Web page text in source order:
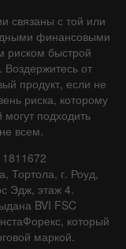
связаны с той или
финансовыми
риском быстрой
Воздержитесь от
продукт, если не
риска, которому
подходить
всем.
Тортола, г. Роуд,
Эдж, этаж 4.
BVI FSC
который
маркой.